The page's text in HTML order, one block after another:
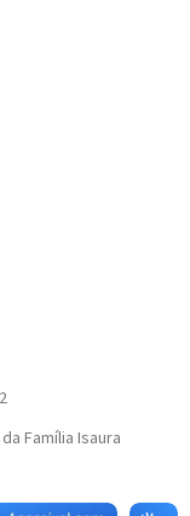
Família Isaura